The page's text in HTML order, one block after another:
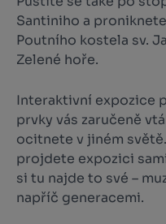
Santiniho a
Poutního kostela sv.
Zelené hoře.
Interaktivní expozice
prvky vás zaručeně
ocitnete v jiném
projdete expozici
si tu najde to své –
napříč generacemi.